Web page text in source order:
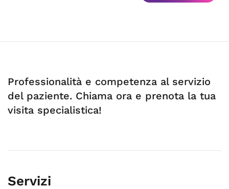
Professionalità e competenza al servizio
del paziente. Chiama ora e prenota la tua
visita specialistica!
Servizi